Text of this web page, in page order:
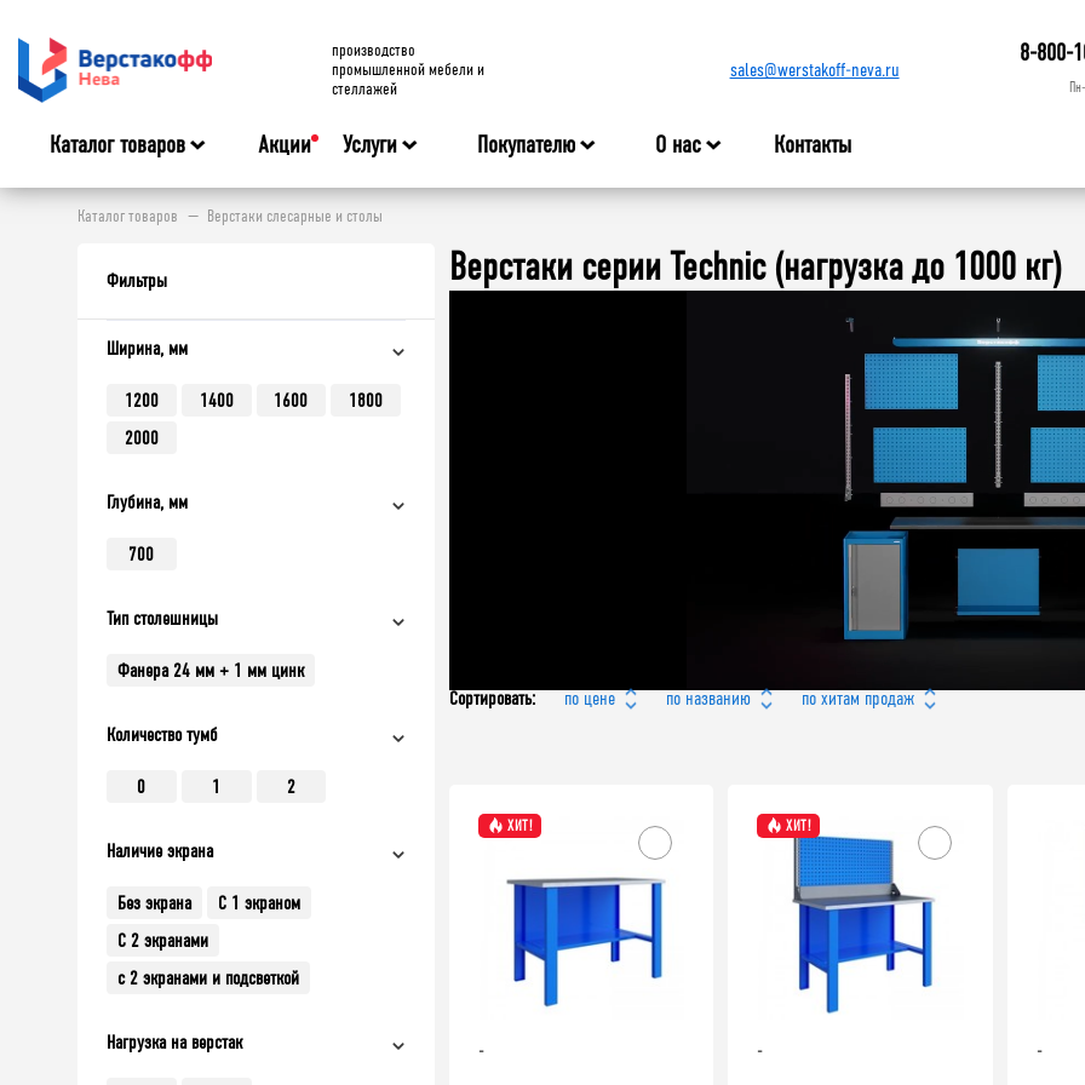
производство
промышленной мебели и
стеллажей
sales@werstakoff-neva.ru
8-800-
Каталог товаров Акции Услуги Покупателю О нас Контакты
Каталог товаров Верстаки слесарные и столы
Фильтры
Ширина, мм
1200 1400 1600
1800
2000
Глубина, мм
700
Тип столешницы
Фанера 24 мм + 1 мм цинк
Количество тумб
0 1 2
Наличие экрана
Без экрана
С 1 экраном
С 2 экранами
с 2 экранами и подсветкой
Нагрузка на верстак
Верстаки серии Technic (нагрузка до 1000 кг)
Сортировать: по цене по названию по хитам продаж
ХИТ!
-
ХИТ!
- -